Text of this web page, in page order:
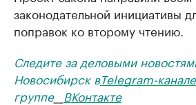
законодательной инициативы
поправок ко второму чтению.
Следите за деловыми
Новосибирск вTelegram-канале
группе__ ВКонтакте